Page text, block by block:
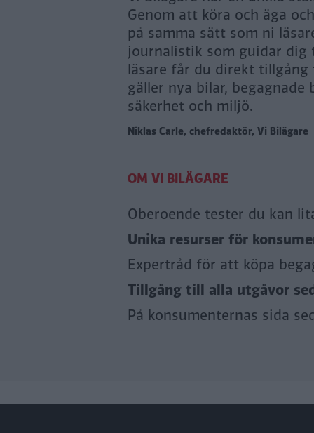
Genom att köra och äga
på samma sätt som ni
journalistik som guidar dig
läsare får du direkt
gäller nya bilar,
säkerhet och miljö.
Niklas Carle, chefredaktör, Vi Bilägare
Oberoende tester du kan
Unika resurser för
Expertråd för att köpa
Tillgång till alla utgåvor
På konsumenternas sida